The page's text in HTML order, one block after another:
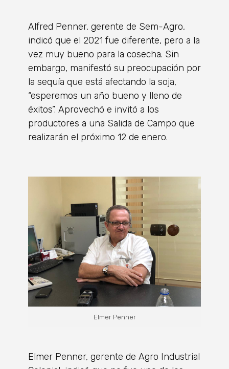
Alfred Penner, gerente de Sem-Agro,
indicó que el 2021 fue diferente, pero a la
vez muy bueno para la cosecha. Sin
embargo, manifestó su preocupación por
la sequía que está afectando la soja,
“esperemos un año bueno y lleno de
éxitos”. Aprovechó e invitó a los
productores a una Salida de Campo que
realizarán el próximo 12 de enero.
Elmer Penner
Elmer Penner, gerente de Agro Industrial